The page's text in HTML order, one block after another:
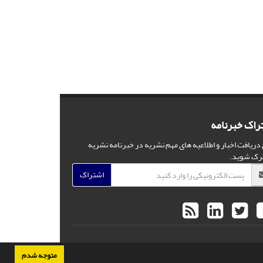
متوجه شدم
خبرنامه
دریافت اخبار و اطلاعیه های مهم نشریه در خبرنامه نشریه
شوید.
اشتراک